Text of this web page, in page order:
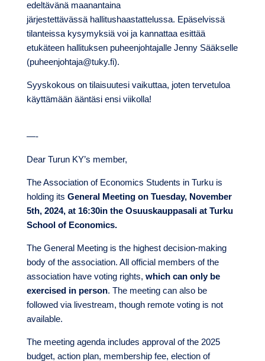
edeltävänä maanantaina
järjestettävässä hallitushaastattelussa. Epäselvissä
tilanteissa kysymyksiä voi ja kannattaa esittää
etukäteen hallituksen puheenjohtajalle Jenny Sääkselle
(puheenjohtaja@tuky.fi).
Syyskokous on tilaisuutesi vaikuttaa, joten tervetuloa
käyttämään ääntäsi ensi viikolla!
—-
Dear Turun KY’s member,
The Association of Economics Students in Turku is
holding its General Meeting on Tuesday, November
5th, 2024, at 16:30in the Osuuskauppasali at Turku
School of Economics.
The General Meeting is the highest decision-making
body of the association. All official members of the
association have voting rights, which can only be
exercised in person. The meeting can also be
followed via livestream, though remote voting is not
available.
The meeting agenda includes approval of the 2025
budget, action plan, membership fee, election of